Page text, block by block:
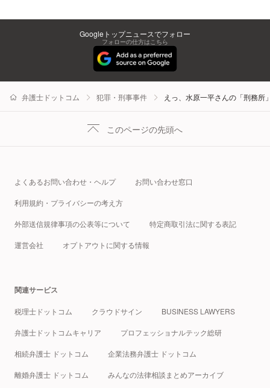
Googleトップニュースでフォロー
フォローの仕方はこちら
弁護士ドットコム 犯罪・刑事事件 えっ、水原一平さんの「刑務所
このページの先頭へ
よくあるお問い合わせ・ヘルプ お問い合わせ窓口
利用規約・プライバシーの考え方
外部送信規律事項の公表等について 特定商取引法に関する表記
運営会社 オプトアウトに関する情報
関連サービス
税理士ドットコム クラウドサイン BUSINESS LAWYERS
弁護士ドットコムキャリア プロフェッショナルテック総研
相続弁護士 ドットコム 企業法務弁護士 ドットコム
離婚弁護士 ドットコム みんなの法律相談まとめアーカイブ